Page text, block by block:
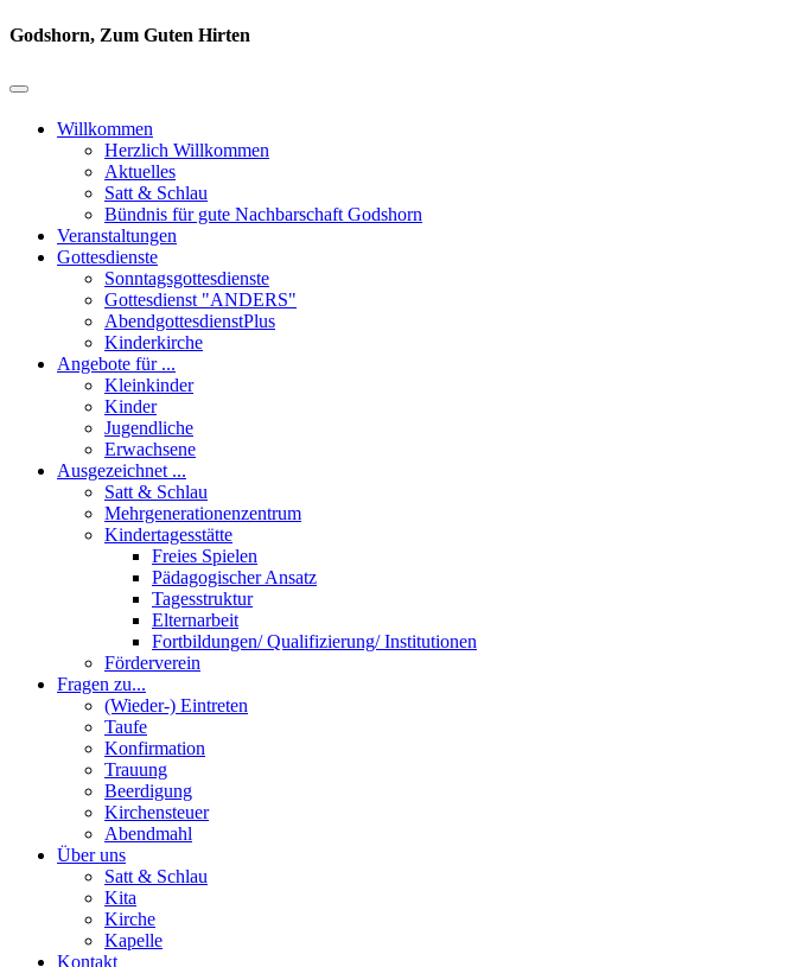
Godshorn, Zum Guten Hirten
Willkommen
Herzlich Willkommen
Aktuelles
Satt & Schlau
Bündnis für gute Nachbarschaft Godshorn
Veranstaltungen
Gottesdienste
Sonntagsgottesdienste
Gottesdienst "ANDERS"
AbendgottesdienstPlus
Kinderkirche
Angebote für ...
Kleinkinder
Kinder
Jugendliche
Erwachsene
Ausgezeichnet ...
Satt & Schlau
Mehrgenerationenzentrum
Kindertagesstätte
Freies Spielen
Pädagogischer Ansatz
Tagesstruktur
Elternarbeit
Fortbildungen/ Qualifizierung/ Institutionen
Förderverein
Fragen zu...
(Wieder-) Eintreten
Taufe
Konfirmation
Trauung
Beerdigung
Kirchensteuer
Abendmahl
Über uns
Satt & Schlau
Kita
Kirche
Kapelle
Kontakt